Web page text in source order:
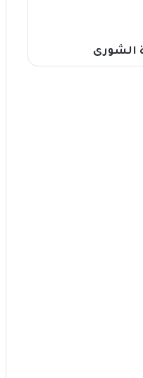
الشورى